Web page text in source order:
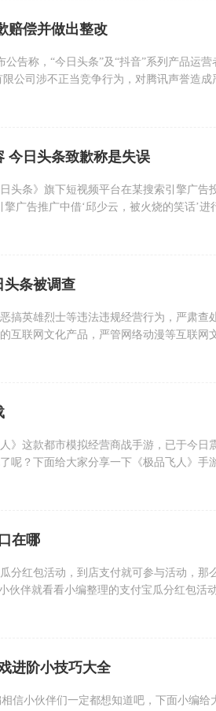
赔偿并做出整改
公告称，“今日头条”及“抖音”系列产品运
公司涉不正当竞争行为，对腾讯声誉造成
今日头条致歉称是失误
头条》旗下短视频平台在某搜索引擎广告
广告推广中借‘邱少云，被火烧的笑话’进
头条被调查
搞英雄烈士等违法违规经营行为，严肃查
互联网文化产品，严管网络动漫等互联网
》这款都市模拟经营商战手游，已于今日
呢？下面给大家分享一下《极品飞人》手
在哪
分红包活动，到店支付就可参与活动，那
伙伴就看看小编整理的支付宝瓜分红包活
进阶小技巧大全
信小伙伴们一定都想知道吧，下面小编给